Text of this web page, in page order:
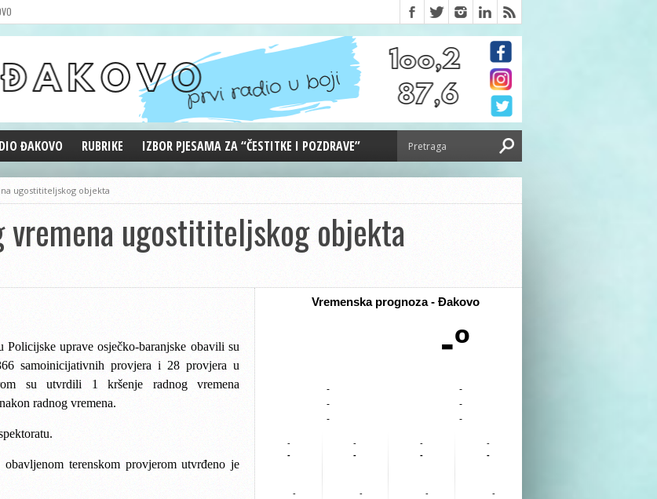
ĐAKOVO RUBRIKE
REPRIZE EMISIJA
DOBRE VIBRACIJE
ĐAKOVO GRADE
WEB ANKETA
IZBOR PJESAMA ZA “ČESTITKE I POZDRAVE”
ugostititeljskog objekta
vremena ugostititeljskog objekta
uprave osječko-baranjske obavili su
samoinicijativnih provjera i 28 provjera u
su utvrdili 1 kršenje radnog vremena
radnog vremena.
terenskom provjerom utvrđeno je
Vremenska prognoza - Đakovo
-º
-
-
-
-
-
-
-
-
-
-
-
-
-
-
-
-
-
-